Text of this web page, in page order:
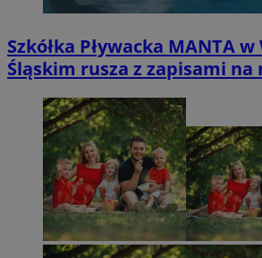
Szkółka Pływacka MANTA
Śląskim rusza z zapisami na